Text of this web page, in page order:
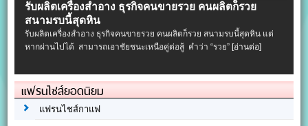
รับผลิตเครื่องสําอาง ธุรกิจคนขายรวย คนผลิตก็รวย
สนามรบนี้สุดหิน
รับผลิตเครื่องสําอาง ธุรกิจคนขายรวย คนผลิตก็รวย สนามรบนี้สุดหิน แต่
หากผ่านไปได้ สามารถเอาชัยชนะเหนือคู่ต่อสู้ คำว่า “รวย” [อ่านต่อ]
แฟรนไชส์ยอดนิยม
แฟรนไชส์กาแฟ